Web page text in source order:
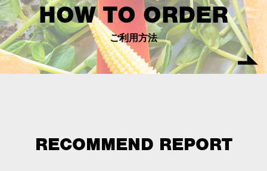
HOW TO ORDER
ご利用方法
RECOMMEND REPORT